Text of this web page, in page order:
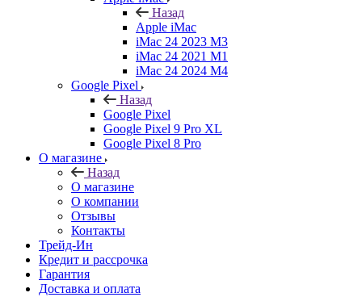
Назад
Apple iMac
iMac 24 2023 M3
iMac 24 2021 M1
iMac 24 2024 M4
Google Pixel
Назад
Google Pixel
Google Pixel 9 Pro XL
Google Pixel 8 Pro
О магазине
Назад
О магазине
О компании
Отзывы
Контакты
Трейд-Ин
Кредит и рассрочка
Гарантия
Доставка и оплата